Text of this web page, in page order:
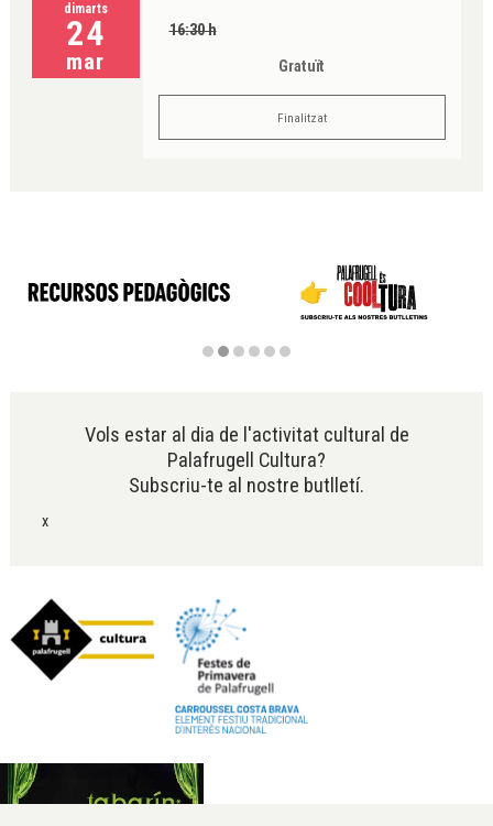
dimarts
24
mar
16:30 h
Gratuït
Finalitzat
Vols estar al dia de l'activitat cultural de
Palafrugell Cultura?
Subscriu-te al nostre butlletí.
x